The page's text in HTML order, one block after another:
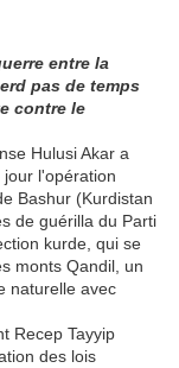
entre la
pas de temps
contre le
Hulusi Akar a
l'opération
Bashur (Kurdistan
de guérilla du Parti
kurde, qui se
monts Qandil, un
naturelle avec
Recep Tayyip
des lois